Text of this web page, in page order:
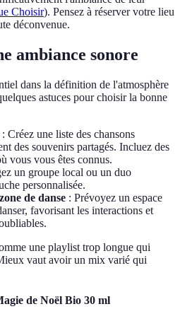
Choisir). Pensez à réserver votre lieu
déconvenue.
ambiance sonore
dans la définition de l'atmosphère
astuces pour choisir la bonne
: Créez une liste des chansons
des souvenirs partagés. Incluez des
vous vous êtes connus.
un groupe local ou un duo
personnalisée.
de danse : Prévoyez un espace
favorisant les interactions et
une playlist trop longue qui
vaut avoir un mix varié qui
de Noël Bio 30 ml